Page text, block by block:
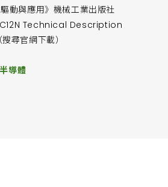
動與應用》機械工業出版社
Technical Description
官網下載）
導體